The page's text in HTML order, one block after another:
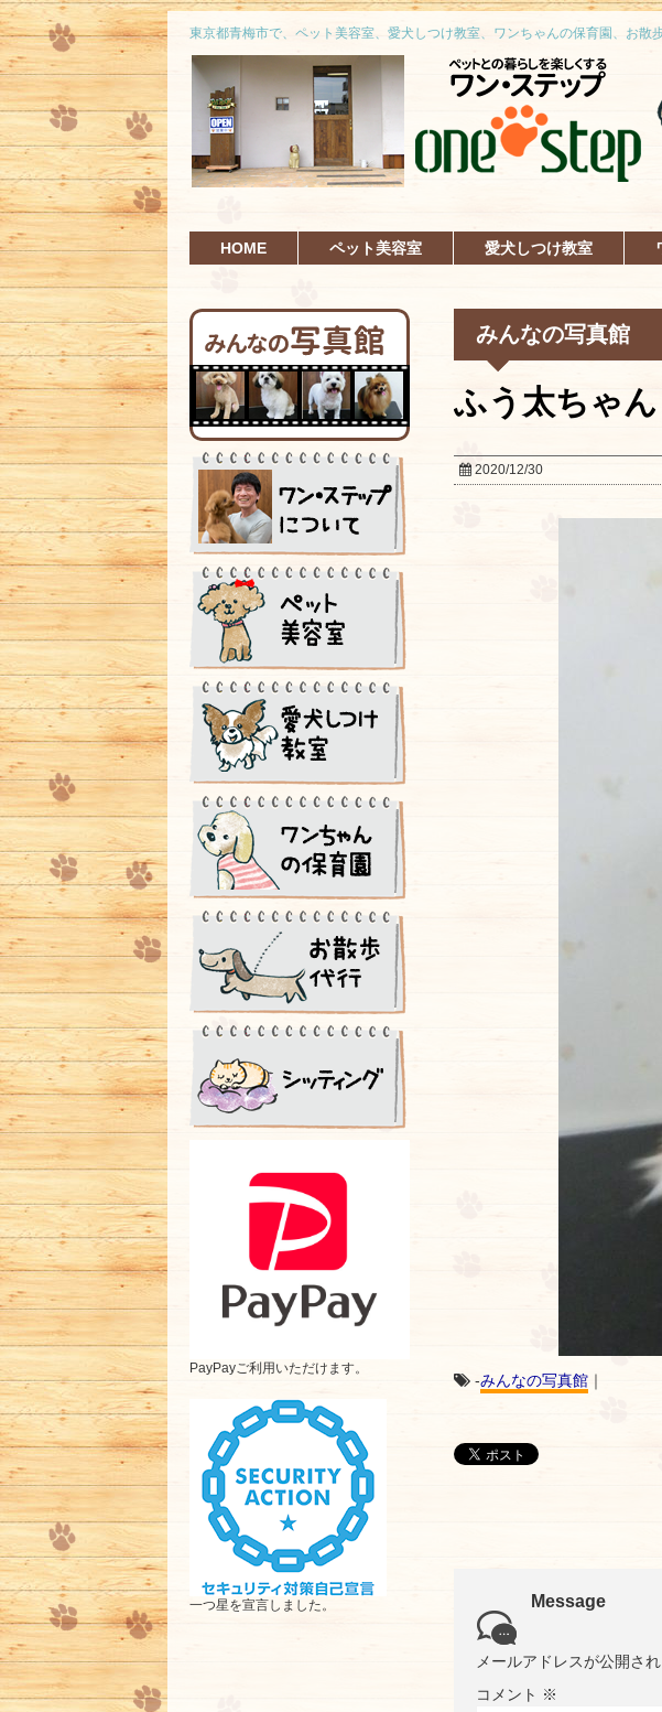
東京都青梅市で、ペット美容室、愛犬しつけ教室、ワンちゃんの保育園、お散
HOME ペット美容室 愛犬しつけ教室
みんなの写真館
ふう太ちゃん
2020/12/30
-みんなの写真館 ｜
Message
メールアドレスが公開さ
コメント ※
PayPayご利用いただけます。
一つ星を宣言しました。